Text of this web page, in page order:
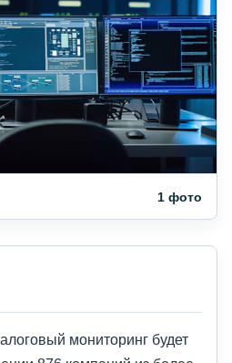
1 фото
мониторинг будет